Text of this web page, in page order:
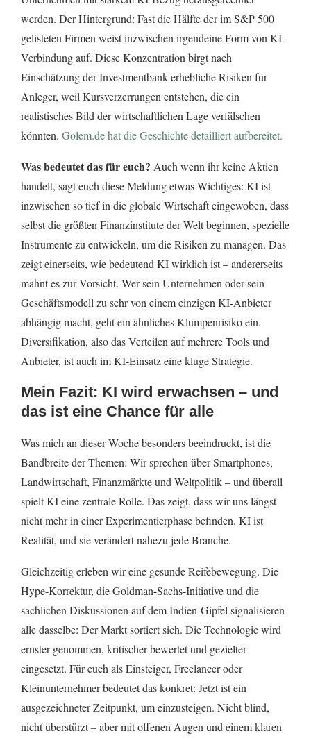
werden. Der Hintergrund: Fast die Hälfte der im S&P 500
gelisteten Firmen weist inzwischen irgendeine Form von KI-
Verbindung auf. Diese Konzentration birgt nach
Einschätzung der Investmentbank erhebliche Risiken für
Anleger, weil Kursverzerrungen entstehen, die ein
realistisches Bild der wirtschaftlichen Lage verfälschen
könnten. Golem.de hat die Geschichte detailliert aufbereitet.
Was bedeutet das für euch? Auch wenn ihr keine Aktien
handelt, sagt euch diese Meldung etwas Wichtiges: KI ist
inzwischen so tief in die globale Wirtschaft eingewoben, dass
selbst die größten Finanzinstitute der Welt beginnen, spezielle
Instrumente zu entwickeln, um die Risiken zu managen. Das
zeigt einerseits, wie bedeutend KI wirklich ist – andererseits
mahnt es zur Vorsicht. Wer sein Unternehmen oder sein
Geschäftsmodell zu sehr von einem einzigen KI-Anbieter
abhängig macht, geht ein ähnliches Klumpenrisiko ein.
Diversifikation, also das Verteilen auf mehrere Tools und
Anbieter, ist auch im KI-Einsatz eine kluge Strategie.
Mein Fazit: KI wird erwachsen – und
das ist eine Chance für alle
Was mich an dieser Woche besonders beeindruckt, ist die
Bandbreite der Themen: Wir sprechen über Smartphones,
Landwirtschaft, Finanzmärkte und Weltpolitik – und überall
spielt KI eine zentrale Rolle. Das zeigt, dass wir uns längst
nicht mehr in einer Experimentierphase befinden. KI ist
Realität, und sie verändert nahezu jede Branche.
Gleichzeitig erleben wir eine gesunde Reifebewegung. Die
Hype-Korrektur, die Goldman-Sachs-Initiative und die
sachlichen Diskussionen auf dem Indien-Gipfel signalisieren
alle dasselbe: Der Markt sortiert sich. Die Technologie wird
ernster genommen, kritischer bewertet und gezielter
eingesetzt. Für euch als Einsteiger, Freelancer oder
Kleinunternehmer bedeutet das konkret: Jetzt ist ein
ausgezeichneter Zeitpunkt, um einzusteigen. Nicht blind,
nicht überstürzt – aber mit offenen Augen und einem klaren